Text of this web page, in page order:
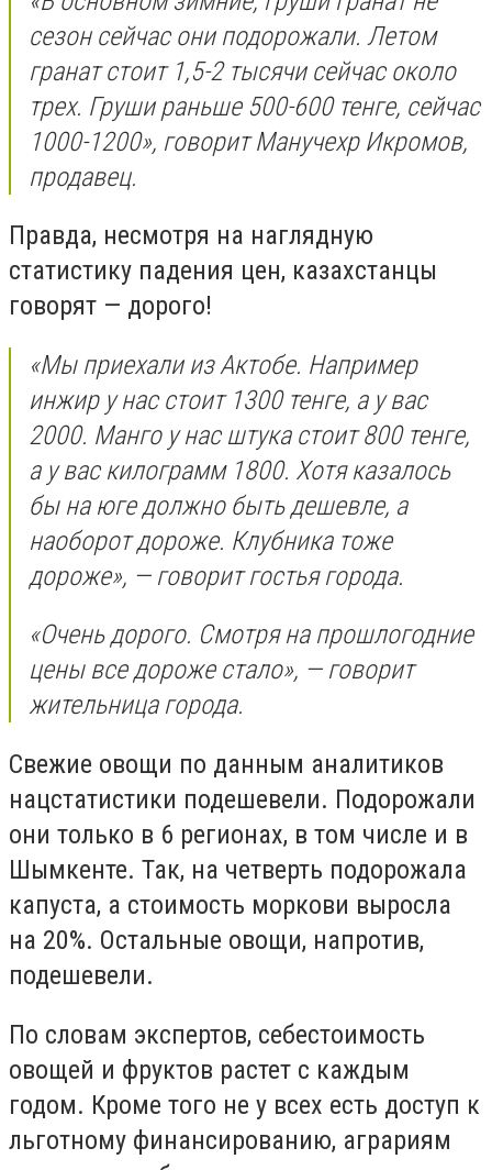
сезон сейчас они подорожали. Летом
гранат стоит 1,5-2 тысячи сейчас около
трех. Груши раньше 500-600 тенге, сейчас
1000-1200», говорит Манучехр Икромов,
продавец.
Правда, несмотря на наглядную
статистику падения цен, казахстанцы
говорят — дорого!
«Мы приехали из Актобе. Например
инжир у нас стоит 1300 тенге, а у вас
2000. Манго у нас штука стоит 800 тенге,
а у вас килограмм 1800. Хотя казалось
бы на юге должно быть дешевле, а
наоборот дороже. Клубника тоже
дороже», — говорит гостья города.
«Очень дорого. Смотря на прошлогодние
цены все дороже стало», — говорит
жительница города.
Свежие овощи по данным аналитиков
нацстатистики подешевели. Подорожали
они только в 6 регионах, в том числе и в
Шымкенте. Так, на четверть подорожала
капуста, а стоимость моркови выросла
на 20%. Остальные овощи, напротив,
подешевели.
По словам экспертов, себестоимость
овощей и фруктов растет с каждым
годом. Кроме того не у всех есть доступ к
льготному финансированию, аграриям